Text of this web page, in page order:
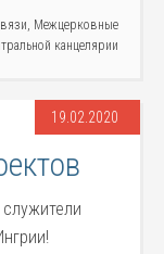
, Межцерковные
канцелярии
19.02.2020